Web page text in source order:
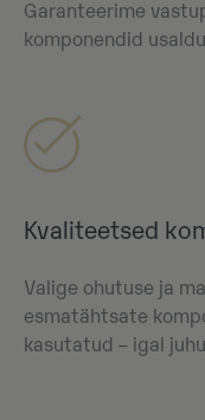
Garanteerime
komponendid
Kvaliteetsed
Valige ohutuse ja
esmatähtsate
kasutatud – igal